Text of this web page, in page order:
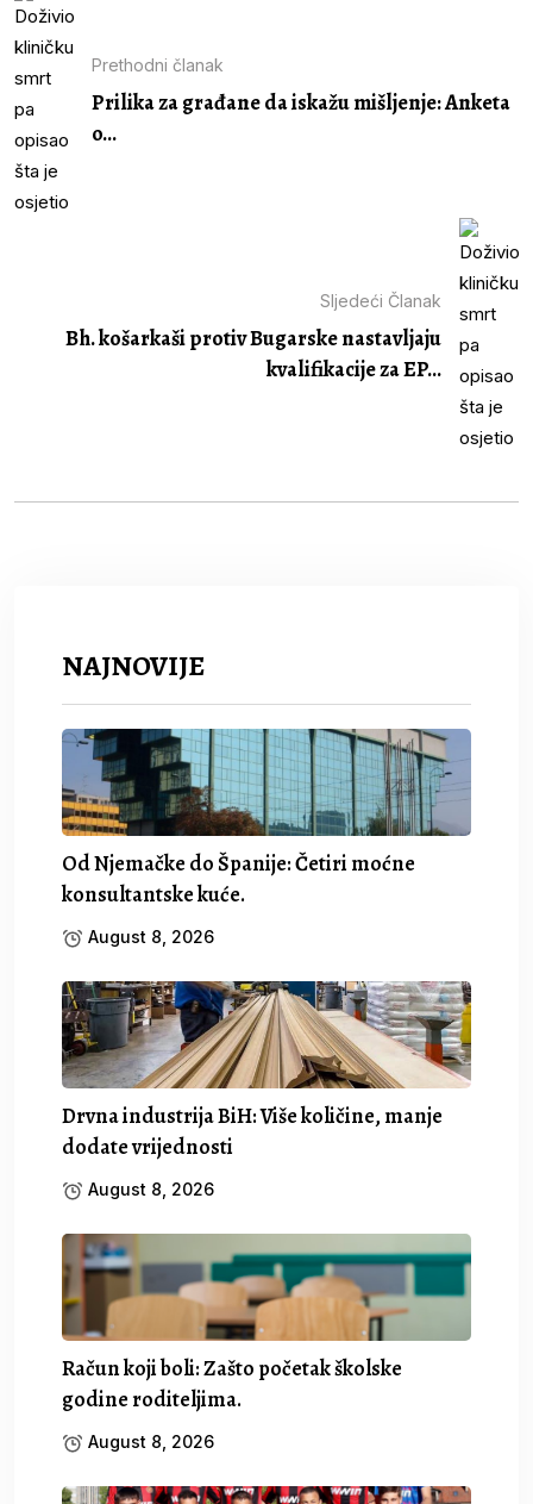
Prethodni članak
Prilika za građane da iskažu mišljenje: Anketa
o...
Sljedeći Članak
Bh. košarkaši protiv Bugarske nastavljaju
kvalifikacije za EP...
NAJNOVIJE
Od Njemačke do Španije: Četiri moćne
konsultantske kuće.
August 8, 2026
Drvna industrija BiH: Više količine, manje
dodate vrijednosti
August 8, 2026
Račun koji boli: Zašto početak školske
godine roditeljima.
August 8, 2026